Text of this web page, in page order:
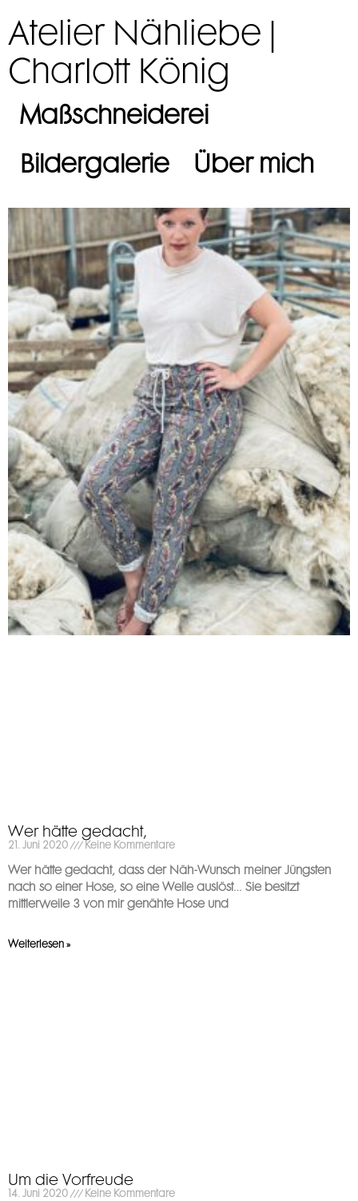
Atelier Nähliebe |
Charlott König
Maßschneiderei
Bildergalerie
Über mich
Wer hätte gedacht,
21. Juni 2020 Keine Kommentare
Wer hätte gedacht, dass der Näh-Wunsch meiner Jüngsten
nach so einer Hose, so eine Welle auslöst… Sie besitzt
mittlerweile 3 von mir genähte Hose und
Weiterlesen »
Um die Vorfreude
14. Juni 2020 Keine Kommentare